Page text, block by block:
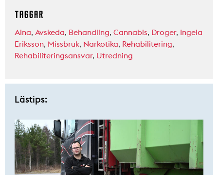
TAGGAR
Alna, Avskeda, Behandling, Cannabis, Droger, Ingela
Eriksson, Missbruk, Narkotika, Rehabilitering,
Rehabiliteringsansvar, Utredning
Lästips: